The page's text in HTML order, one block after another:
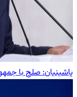
پاشینیان: صلح با